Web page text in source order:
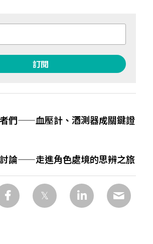
訂閱
們——血壓計、酒測器成關鍵證
論——走進角色處境的思辨之旅